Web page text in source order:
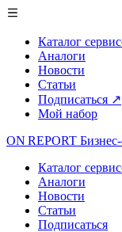
Каталог
Аналоги
Новости
Статьи
Подписаться ↗
Мой набор
ON REPORT
Каталог
Аналоги
Новости
Статьи
Подписаться